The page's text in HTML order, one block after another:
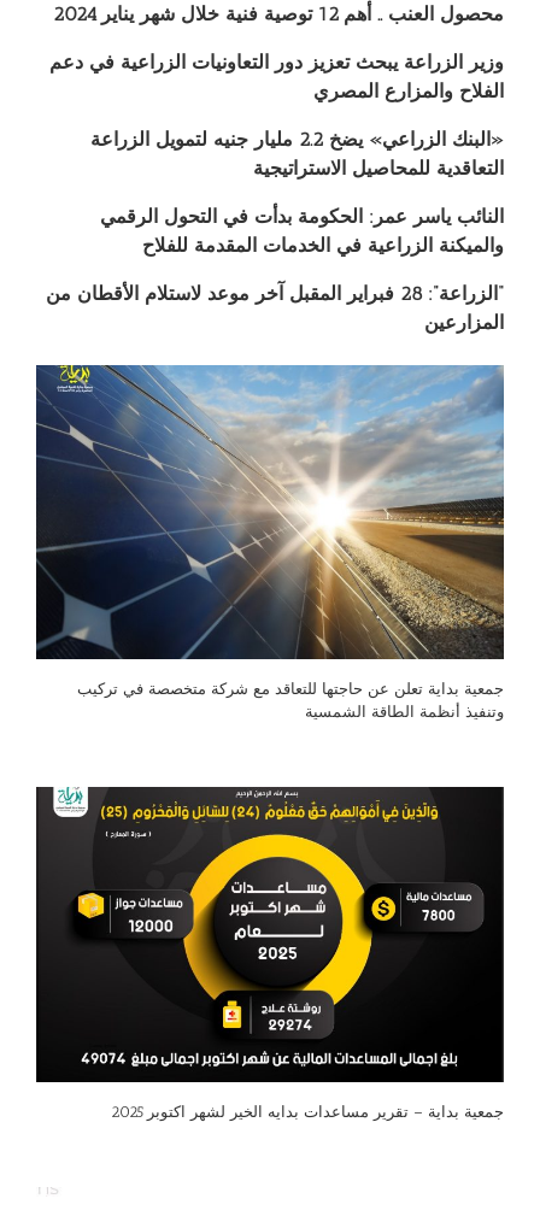
محصول العنب .. أهم 12 توصية فنية خلال شهر يناير 2024
وزير الزراعة يبحث تعزيز دور التعاونيات الزراعية في دعم
الفلاح والمزارع المصري
«البنك الزراعي» يضخ 2.2 مليار جنيه لتمويل الزراعة
التعاقدية للمحاصيل الاستراتيجية
النائب ياسر عمر: الحكومة بدأت في التحول الرقمي
والميكنة الزراعية في الخدمات المقدمة للفلاح
“الزراعة”: 28 فبراير المقبل آخر موعد لاستلام الأقطان من
المزارعين
جمعية بداية تعلن عن حاجتها للتعاقد مع شركة متخصصة في تركيب
وتنفيذ أنظمة الطاقة الشمسية
جمعية بداية – تقرير مساعدات بدايه الخير لشهر اكتوبر 2025